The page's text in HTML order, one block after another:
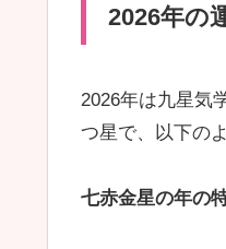
2026年の
2026年は九星気
つ星で、以下の
七赤金星の年の